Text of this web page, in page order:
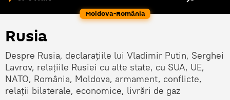
Moldova-România
Rusia
Despre Rusia, declarațiile lui Vladimir Putin, Serghei
Lavrov, relațiile Rusiei cu alte state, cu SUA, UE,
NATO, România, Moldova, armament, conflicte,
relații bilaterale, economice, livrări de gaz